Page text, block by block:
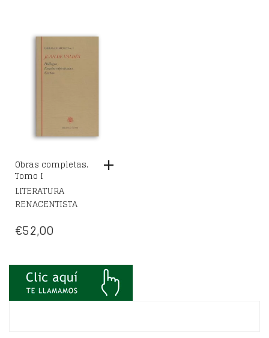
Obras completas.
Tomo I
LITERATURA
RENACENTISTA
€52,00